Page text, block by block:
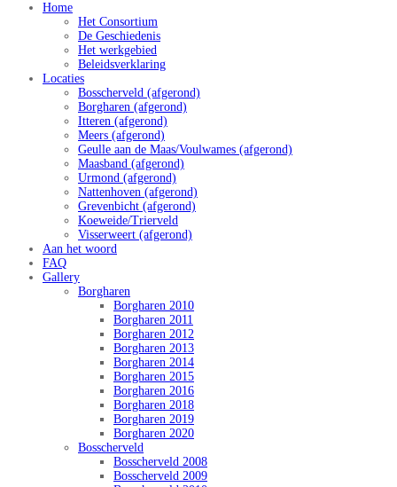
Home
Het Consortium
De Geschiedenis
Het werkgebied
Beleidsverklaring
Locaties
Bosscherveld (afgerond)
Borgharen (afgerond)
Itteren (afgerond)
Meers (afgerond)
Geulle aan de Maas/Voulwames (afgerond)
Maasband (afgerond)
Urmond (afgerond)
Nattenhoven (afgerond)
Grevenbicht (afgerond)
Koeweide/Trierveld
Visserweert (afgerond)
Aan het woord
FAQ
Gallery
Borgharen
Borgharen 2010
Borgharen 2011
Borgharen 2012
Borgharen 2013
Borgharen 2014
Borgharen 2015
Borgharen 2016
Borgharen 2018
Borgharen 2019
Borgharen 2020
Bosscherveld
Bosscherveld 2008
Bosscherveld 2009